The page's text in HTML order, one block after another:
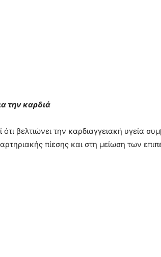
την καρδιά
ότι βελτιώνει την καρδιαγγειακή υγεία
πίεσης και στη μείωση των